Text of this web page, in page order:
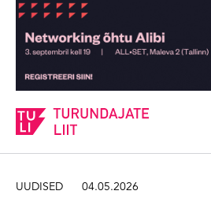
Sisesta märksõna
UUDISED 04.05.2026